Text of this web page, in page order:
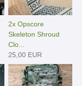
2x Opscore
Skeleton Shroud
Clo...
25,00 EUR